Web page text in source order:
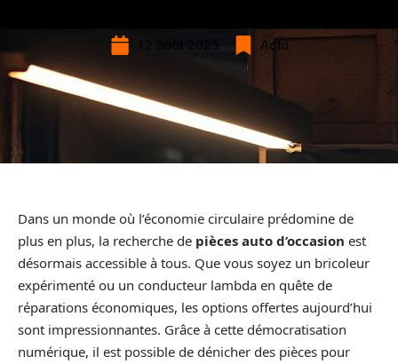
12 août 2025 Actu
Dans un monde où l’économie circulaire prédomine de
plus en plus, la recherche de pièces auto d’occasion est
désormais accessible à tous. Que vous soyez un bricoleur
expérimenté ou un conducteur lambda en quête de
réparations économiques, les options offertes aujourd’hui
sont impressionnantes. Grâce à cette démocratisation
numérique, il est possible de dénicher des pièces pour